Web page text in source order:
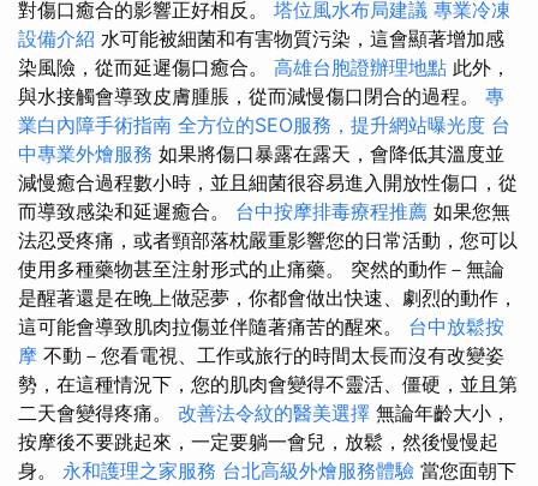
對傷口癒合的影響正好相反。 塔位風水布局建議 專業冷凍
設備介紹 水可能被細菌和有害物質污染，這會顯著增加感
染風險，從而延遲傷口癒合。 高雄台胞證辦理地點 此外，
與水接觸會導致皮膚腫脹，從而減慢傷口閉合的過程。 專
業白內障手術指南 全方位的SEO服務，提升網站曝光度 台
中專業外燴服務 如果將傷口暴露在露天，會降低其溫度並
減慢癒合過程數小時，並且細菌很容易進入開放性傷口，從
而導致感染和延遲癒合。 台中按摩排毒療程推薦 如果您無
法忍受疼痛，或者頸部落枕嚴重影響您的日常活動，您可以
使用多種藥物甚至注射形式的止痛藥。 突然的動作－無論
是醒著還是在晚上做惡夢，你都會做出快速、劇烈的動作，
這可能會導致肌肉拉傷並伴隨著痛苦的醒來。 台中放鬆按
摩 不動－您看電視、工作或旅行的時間太長而沒有改變姿
勢，在這種情況下，您的肌肉會變得不靈活、僵硬，並且第
二天會變得疼痛。 改善法令紋的醫美選擇 無論年齡大小，
按摩後不要跳起來，一定要躺一會兒，放鬆，然後慢慢起
身。 永和護理之家服務 台北高級外燴服務體驗 當您面朝下